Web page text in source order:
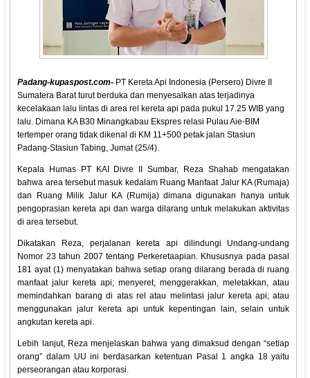
Padang-kupaspost.com- PT Kereta Api Indonesia (Persero) Divre II
Sumatera Barat turut berduka dan menyesalkan atas terjadinya
kecelakaan lalu lintas di area rel kereta api pada pukul 17.25 WIB yang
lalu. Dimana KA B30 Minangkabau Ekspres relasi Pulau Aie-BIM
tertemper orang tidak dikenal di KM 11+500 petak jalan Stasiun
Padang-Stasiun Tabing, Jumat (25/4).
Kepala Humas PT KAI Divre II Sumbar, Reza Shahab mengatakan
bahwa area tersebut masuk kedalam Ruang Manfaat Jalur KA (Rumaja)
dan Ruang Milik Jalur KA (Rumija) dimana digunakan hanya untuk
pengoprasian kereta api dan warga dilarang untuk melakukan aktivitas
di area tersebut.
Dikatakan Reza, perjalanan kereta api dilindungi Undang-undang
Nomor 23 tahun 2007 tentang Perkeretaapian. Khususnya pada pasal
181 ayat (1) menyatakan bahwa setiap orang dilarang berada di ruang
manfaat jalur kereta api; menyeret, menggerakkan, meletakkan, atau
memindahkan barang di atas rel atau melintasi jalur kereta api; atau
menggunakan jalur kereta api untuk kepentingan lain, selain untuk
angkutan kereta api.
Lebih lanjut, Reza menjelaskan bahwa yang dimaksud dengan “setiap
orang” dalam UU ini berdasarkan ketentuan Pasal 1 angka 18 yaitu
perseorangan atau korporasi.